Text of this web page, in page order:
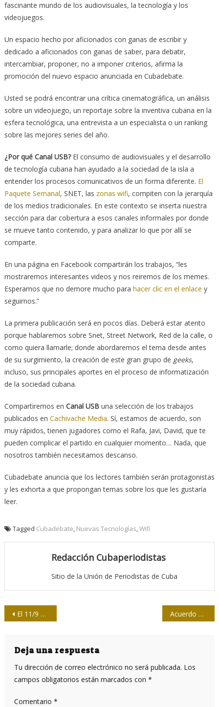
fascinante mundo de los audiovisuales, la tecnología y los
videojuegos.
Un espacio hecho por aficionados con ganas de escribir y
dedicado a aficionados con ganas de saber, para debatir,
intercambiar, proponer, no a imponer criterios, afirma la
promoción del nuevo espacio anunciada en Cubadebate.
Usted se podrá encontrar una crítica cinematográfica, un análisis
sobre un videojuego, un reportaje sobre la inventiva cubana en la
esfera tecnológica, una entrevista a un especialista o un ranking
sobre las mejores series del año.
¿Por qué Canal USB?El consumo de audiovisuales y el desarrollo
de tecnología cubana han ayudado a la sociedad de la isla a
entender los procesos comunicativos de un forma diferente. El
Paquete Semanal, SNET, las zonas wifi, compiten con la jerarquía
de los medios tradicionales. En este contexto se inserta nuestra
sección para dar cobertura a esos canales informales por donde
se mueve tanto contenido, y para analizar lo que por allí se
comparte.
En una página en Facebook compartirán los trabajos, “les
mostraremos interesantes videos y nos reiremos de los memes.
Esperamos que no demore mucho para hacer clic en el enlace y
seguirnos.”
La primera publicación será en pocos días. Deberá estar atento
porque hablaremos sobre Snet, Street Network, Red de la calle, o
como quiera llamarle; donde abordaremos el tema desde antes
de su surgimiento, la creación de este gran grupo de geeks,
incluso, sus principales aportes en el proceso de informatización
de la sociedad cubana.
Compartiremos en Canal USBuna selección de los trabajos
publicados en Cachivache Media. Sí, estamos de acuerdo, son
muy rápidos, tienen jugadores como el Rafa, Javi, David, que te
pueden complicar el partido en cualquier momento… Nada, que
nosotros también necesitamos descanso.
Cubadebate anuncia que los lectores también serán protagonistas
y les exhorta a que propongan temas sobre los que les gustaría
leer.
Tagged Cubadebate, Nuevas Tecnologías,Wifi
Redacción Cubaperiodistas
Sitio de la Unión de Periodistas de Cuba
Navegación
entradas
El 11/9 de Obama en EE.UU. y en la Moneda: La memoria selectiva Acuerdo entre ETECSA y empresa de Puerto Rico
Deja una respuesta
Tu dirección de correo electrónico no será publicada. Los
campos obligatorios están marcados con *
Comentario *